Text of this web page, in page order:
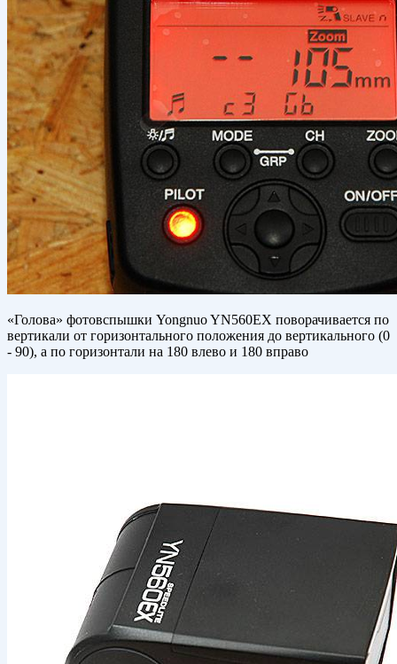
«Голова» фотовспышки Yongnuo YN560EX поворачивается по
вертикали от горизонтального положения до вертикального (0
- 90), а по горизонтали на 180 влево и 180 вправо